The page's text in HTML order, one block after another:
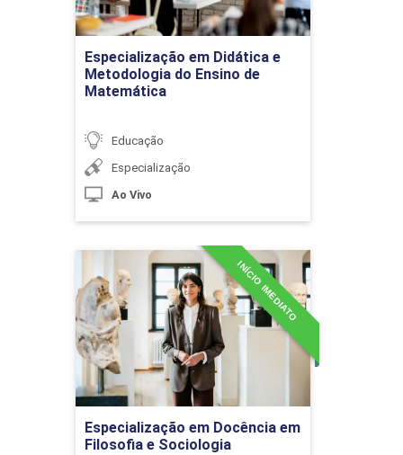
Jogos e Brincadeiras Matemáticos
Desenvolvimento Integral nos Anos
Psicomotricidade: Conceito e
Histórico
10h
Especialização em Didática e
Metodologia do Ensino de
Matemática
Educação
Especialização
Ao Vivo
Especialização em Docência em
Filosofia e Sociologia
INÍCIO IMEDIATO
Especialização em
Docência em Filosofia e
Sociologia
Detalhes do curso